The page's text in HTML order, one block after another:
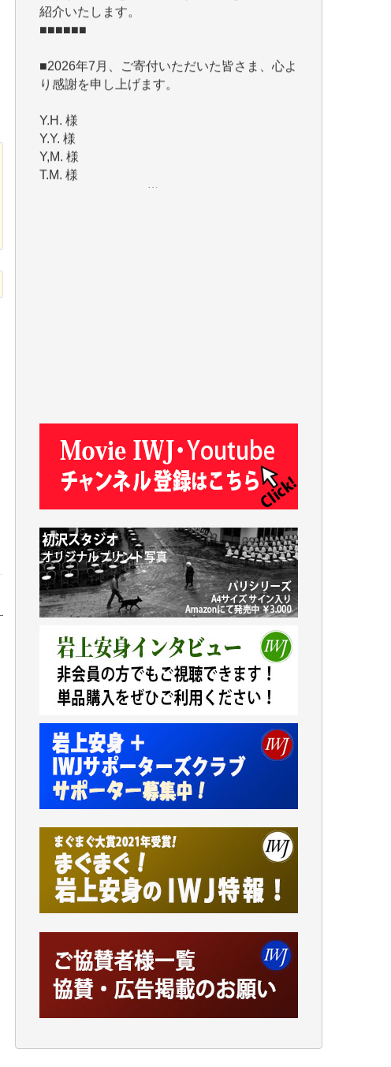
■2026年7月、ご寄付いただいた皆さま、心よ
Y.H. 様
Y,M. 様
T.M. 様
マツモト ヤスアキ 様
マシオン 恵美香 様
T.K. 様
ASAKO TAKAESU 様
マシオン恵美香 様
平野智生 様
山本賢二 様
徳山匡 様
金 盛起 様
塩川 晃平 様
松本益美 様
井出 隆太 様
岩井祐子 様
藤田英之 様
藤岡比左志 様
井出 隆太 様
アオキカナメ 様
諸般の事情によりIWJ会費払えず今は非会員
です。市民側に立つ講演会にIWJのカメラマ
ンをよく拝見しております。コンテンツが失
お役立てください。（H.O.様）
今日、僅かですがカンパしました。（T.M.
様）
今日、僅かですがカンパしました。IWJの危
機を乗り切るには到底及ばない額ですが病気
の妻を抱えている私にとっては精一杯のカン
パです。
かねてよりIWJが発してきた膨大な取材記事